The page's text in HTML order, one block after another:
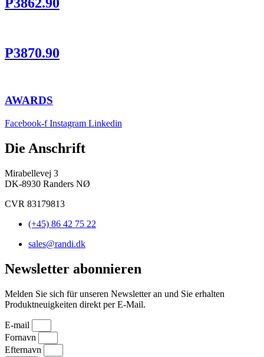
P3870.90
AWARDS
Facebook-f Instagram Linkedin
Die Anschrift
Mirabellevej 3
DK-8930 Randers NØ
CVR 83179813
(+45) 86 42 75 22
sales@randi.dk
Newsletter abonnieren
Melden Sie sich für unseren Newsletter an und Sie erhalten
Produktneuigkeiten direkt per E-Mail.
E-mail
Fornavn
Efternavn